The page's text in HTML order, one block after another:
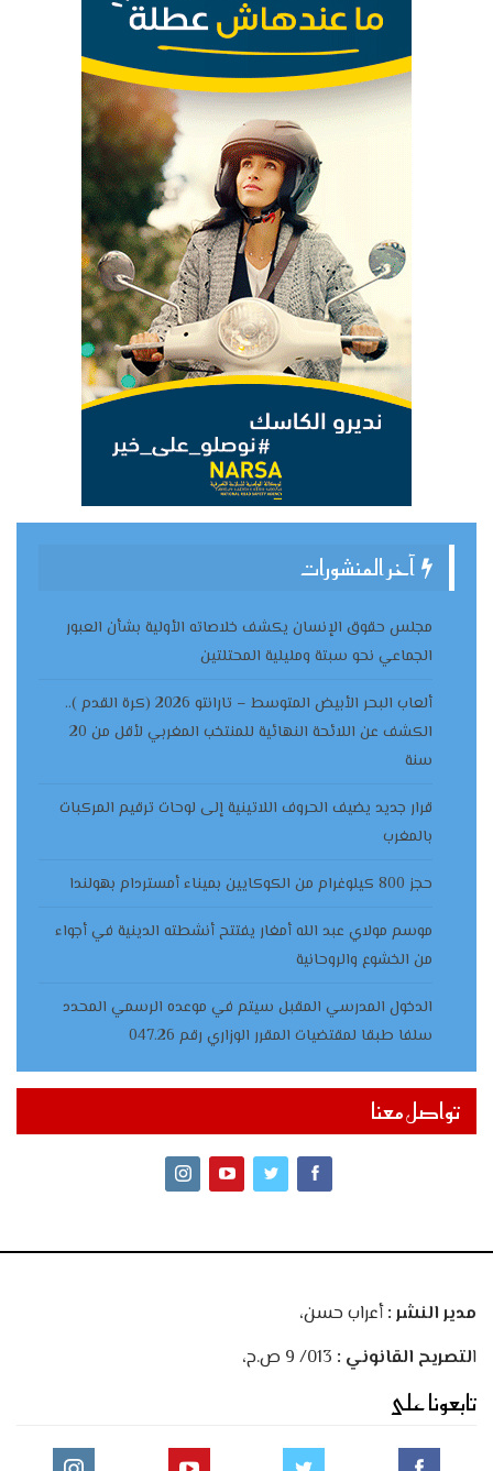
آخر المنشورات
مجلس حقوق الإنسان يكشف خلاصاته الأولية بشأن العبور
الجماعي نحو سبتة ومليلية المحتلتين
ألعاب البحر الأبيض المتوسط – تارانتو 2026 (كرة القدم )..
الكشف عن اللائحة النهائية للمنتخب المغربي لأقل من 20
سنة
قرار جديد يضيف الحروف اللاتينية إلى لوحات ترقيم المركبات
بالمغرب
حجز 800 كيلوغرام من الكوكايين بميناء أمستردام بهولندا
موسم مولاي عبد الله أمغار يفتتح أنشطته الدينية في أجواء
من الخشوع والروحانية
الدخول المدرسي المقبل سیتم في موعده الرسمي المحدد
سلفا طبقا لمقتضیات المقرر الوزاري رقم 047.26
تواصل معنا
مدير النشر :أعراب حسن،
التصريح القانوني :
تابعونا على